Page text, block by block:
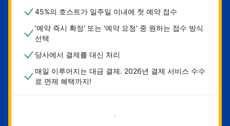
45%의 호스트가 일주일 이내에 첫 예약 접수
'예약 즉시 확정' 또는 '예약 요청' 중 원하는 접수 방식
선택
당사에서 결제를 대신 처리
매일 이루어지는 대금 결제. 2026년 결제 서비스 수수
료 면제 혜택까지!
지금 시작하기